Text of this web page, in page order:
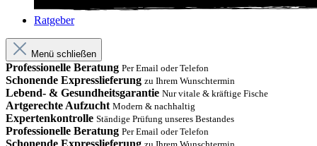
Ratgeber
Menü schließen
Professionelle Beratung Per Email oder Telefon
Schonende Expresslieferung zu Ihrem Wunschtermin
Lebend- & Gesundheitsgarantie Nur vitale & kräftige Fische
Artgerechte Aufzucht Modern & nachhaltig
Expertenkontrolle Ständige Prüfung unseres Bestandes
Professionelle Beratung Per Email oder Telefon